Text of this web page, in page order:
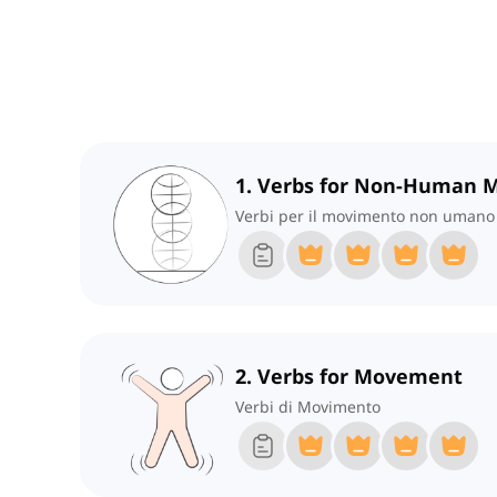
1. Verbs for Non-Human
Verbi per il movimento non umano
2. Verbs for Movement
Verbi di Movimento